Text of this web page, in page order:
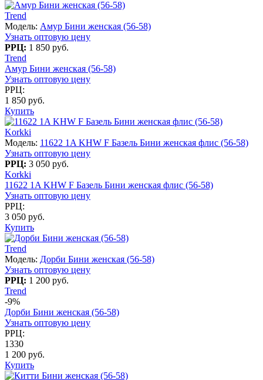
Trend
Модель: Амур Бини женская (56-58)
Узнать оптовую цену
РРЦ: 1 850 руб.
Trend
Амур Бини женская (56-58)
Узнать оптовую цену
РРЦ:
1 850 руб.
Купить
Korkki
Модель: 11622 1A KHW F Базель Бини женская флис (56-58)
Узнать оптовую цену
РРЦ: 3 050 руб.
Korkki
11622 1A KHW F Базель Бини женская флис (56-58)
Узнать оптовую цену
РРЦ:
3 050 руб.
Купить
Trend
Модель: Дорби Бини женская (56-58)
Узнать оптовую цену
РРЦ: 1 200 руб.
Trend
-9%
Дорби Бини женская (56-58)
Узнать оптовую цену
РРЦ:
1330
1 200 руб.
Купить